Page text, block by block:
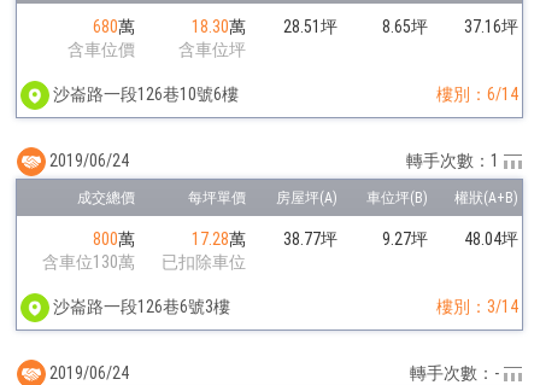
680萬
含車位價
18.30萬
含車位坪
28.51坪 8.65坪 37.16坪
沙崙路一段126巷10號6樓 樓別：6/14
800萬
含車位130萬
17.28萬
已扣除車位
38.77坪 9.27坪 48.04坪
沙崙路一段126巷6號3樓 樓別：3/14
2019/06/24 轉手次數：1
2019/06/24 轉手次數：-